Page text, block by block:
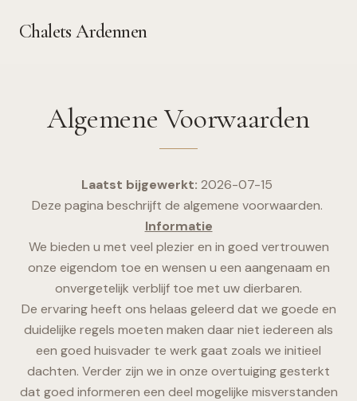
Chalets Ardennen
Algemene Voorwaarden
Laatst bijgewerkt: 2026-07-15
Deze pagina beschrijft de algemene voorwaarden.
Informatie
We bieden u met veel plezier en in goed vertrouwen
onze eigendom toe en wensen u een aangenaam en
onvergetelijk verblijf toe met uw dierbaren.
De ervaring heeft ons helaas geleerd dat we goede en
duidelijke regels moeten maken daar niet iedereen als
een goed huisvader te werk gaat zoals we initieel
dachten. Verder zijn we in onze overtuiging gesterkt
dat goed informeren een deel mogelijke misverstanden